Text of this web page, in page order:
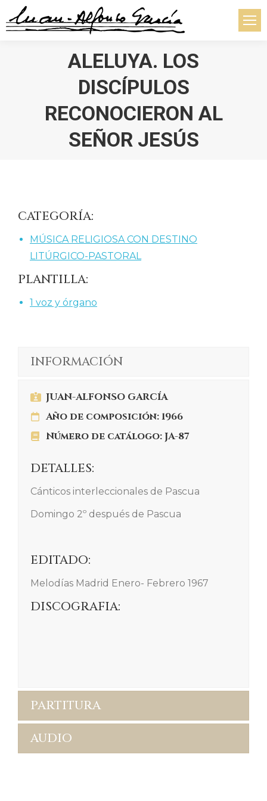
ALELUYA. LOS
DISCÍPULOS
RECONOCIERON AL
SEÑOR JESÚS
CATEGORÍA:
MÚSICA RELIGIOSA CON DESTINO
LITÚRGICO-PASTORAL
PLANTILLA:
1 voz y órgano
INFORMACIÓN
JUAN-ALFONSO GARCÍA
Año de composición: 1966
Número de catálogo: JA-87
DETALLES:
Cánticos interleccionales de Pascua
Domingo 2º después de Pascua
EDITADO:
Melodías Madrid Enero- Febrero 1967
DISCOGRAFIA:
PARTITURA
AUDIO